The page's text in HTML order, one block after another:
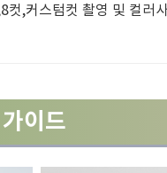
컷,커스텀컷 촬영 및 컬러
이드